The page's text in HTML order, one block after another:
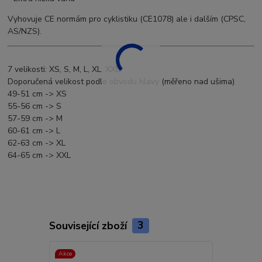
Vyhovuje CE normám pro cyklistiku (CE1078) ale i dalším (CPSC,
AS/NZS).
7 velikosti: XS, S, M, L, XL, XXL.
Doporučená velikost podle obvodu hlavy (měřeno nad ušima)
49-51 cm -> XS
55-56 cm -> S
57-59 cm -> M
60-61 cm -> L
62-63 cm -> XL
64-65 cm -> XXL
Související zboží 3
Akce